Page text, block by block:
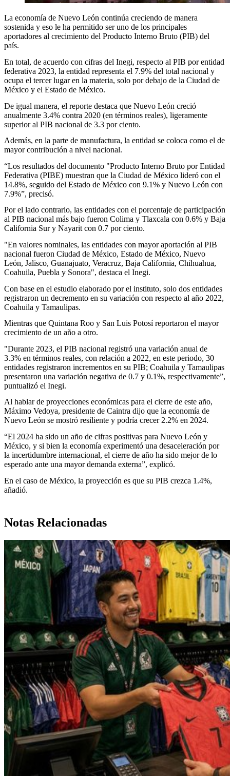
La economía de Nuevo León continúa creciendo de manera
sostenida y eso le ha permitido ser uno de los principales
aportadores al crecimiento del Producto Interno Bruto (PIB) del
país.
En total, de acuerdo con cifras del Inegi, respecto al PIB por entidad
federativa 2023, la entidad representa el 7.9% del total nacional y
ocupa el tercer lugar en la materia, solo por debajo de la Ciudad de
México y el Estado de México.
De igual manera, el reporte destaca que Nuevo León creció
anualmente 3.4% contra 2020 (en términos reales), ligeramente
superior al PIB nacional de 3.3 por ciento.
Además, en la parte de manufactura, la entidad se coloca como el de
mayor contribución a nivel nacional.
“Los resultados del documento "Producto Interno Bruto por Entidad
Federativa (PIBE) muestran que la Ciudad de México lideró con el
14.8%, seguido del Estado de México con 9.1% y Nuevo León con
7.9%”, precisó.
Por el lado contrario, las entidades con el porcentaje de participación
al PIB nacional más bajo fueron Colima y Tlaxcala con 0.6% y Baja
California Sur y Nayarit con 0.7 por ciento.
"En valores nominales, las entidades con mayor aportación al PIB
nacional fueron Ciudad de México, Estado de México, Nuevo
León, Jalisco, Guanajuato, Veracruz, Baja California, Chihuahua,
Coahuila, Puebla y Sonora", destaca el Inegi.
Con base en el estudio elaborado por el instituto, solo dos entidades
registraron un decremento en su variación con respecto al año 2022,
Coahuila y Tamaulipas.
Mientras que Quintana Roo y San Luis Potosí reportaron el mayor
crecimiento de un año a otro.
"Durante 2023, el PIB nacional registró una variación anual de
3.3% en términos reales, con relación a 2022, en este periodo, 30
entidades registraron incrementos en su PIB; Coahuila y Tamaulipas
presentaron una variación negativa de 0.7 y 0.1%, respectivamente”,
puntualizó el Inegi.
Al hablar de proyecciones económicas para el cierre de este año,
Máximo Vedoya, presidente de Caintra dijo que la economía de
Nuevo León se mostró resiliente y podría crecer 2.2% en 2024.
“El 2024 ha sido un año de cifras positivas para Nuevo León y
México, y si bien la economía experimentó una desaceleración por
la incertidumbre internacional, el cierre de año ha sido mejor de lo
esperado ante una mayor demanda externa”, explicó.
En el caso de México, la proyección es que su PIB crezca 1.4%,
añadió.
Notas Relacionadas